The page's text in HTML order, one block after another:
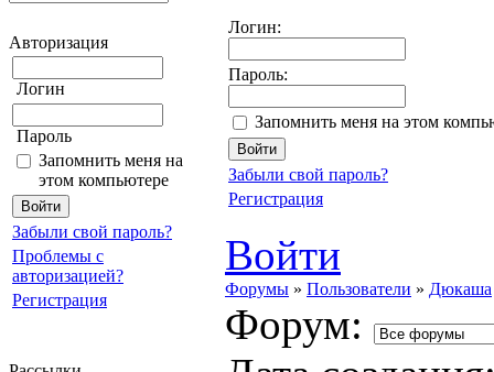
Авторизация
Логин
Пароль
Запомнить меня на
этом компьютере
Забыли свой пароль?
Проблемы с
авторизацией?
Регистрация
Логин:
Пароль:
Запомнить меня на этом
Забыли свой пароль?
Регистрация
Войти
Форумы » Пользователи » Дюкаша
Форум: